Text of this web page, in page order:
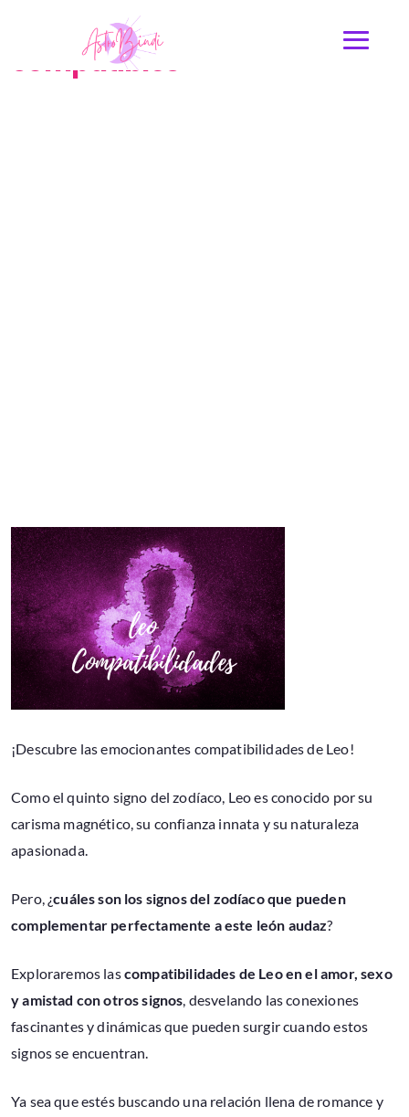
Compatibilidad Leo : Signos
compatibles
¡Descubre las emocionantes compatibilidades de Leo!
Como el quinto signo del zodíaco, Leo es conocido por su
carisma magnético, su confianza innata y su naturaleza
apasionada.
Pero, ¿cuáles son los signos del zodíaco que pueden
complementar perfectamente a este león audaz?
Exploraremos lascompatibilidades de Leo en el amor, sexo
y amistad con otros signos , desvelando las conexiones
fascinantes y dinámicas que pueden surgir cuando estos
signos se encuentran.
Ya sea que estés buscando una relación llena de romance y